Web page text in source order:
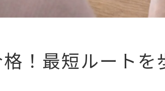
！最短ルートを